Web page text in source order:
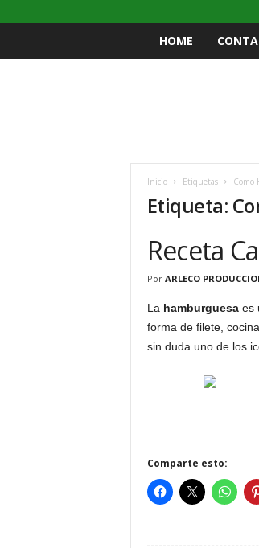
HOME
Inicio Etiquetas Como
Etiqueta:
Receta
Por ARLECO
La hamburguesaes
forma de filete,
sin duda uno de los
Comparte esto: